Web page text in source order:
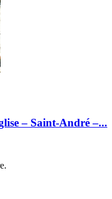
– Saint-André –...